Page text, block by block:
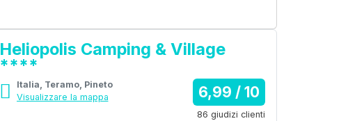
Heliopolis Camping & Village
****
Italia, Teramo, Pineto
Visualizzare la mappa
6,99 / 10
86 giudizi clienti